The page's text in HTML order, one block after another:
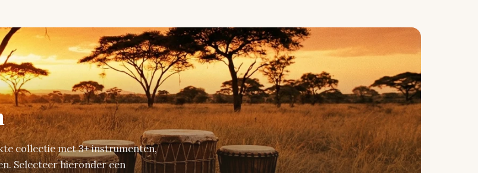
collectie met 3+ instrumenten,
Selecteer hieronder een